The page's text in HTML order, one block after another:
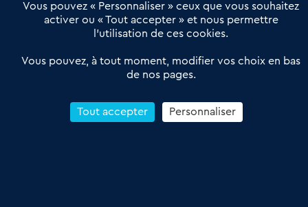
Réseau 3C : un partenaire national dédié aux transactions
Petitscommerces : Un partenariat au service du commerce de
proximité et des territoires
Reprendre un Restaurant Rapide
Vous pouvez « Personnaliser » ceux que vous souhaitez
activer ou « Tout accepter » et nous permettre
l’utilisation de ces cookies.
Vous pouvez, à tout moment, modifier vos choix en bas
de nos pages.
Tout accepter Personnaliser